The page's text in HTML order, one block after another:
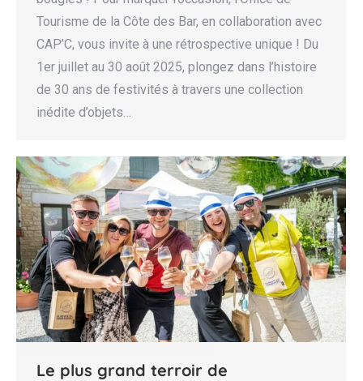
Tourisme de la Côte des Bar, en collaboration avec
CAP’C, vous invite à une rétrospective unique ! Du
1er juillet au 30 août 2025, plongez dans l’histoire
de 30 ans de festivités à travers une collection
inédite d’objets…
Le plus grand terroir de